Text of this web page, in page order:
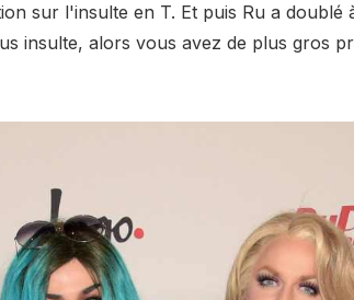
sur l'insulte en T. Et puis Ru a doublé
insulte, alors vous avez de plus gros